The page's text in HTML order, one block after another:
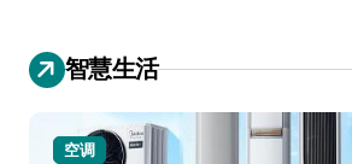
智慧生活
空调